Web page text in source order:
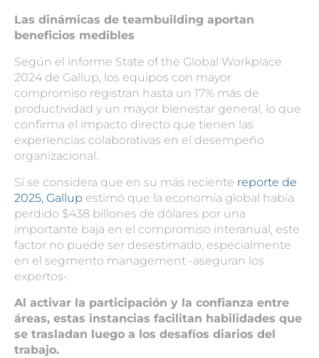
Las dinámicas de teambuilding aportan
beneficios medibles
Según el informe State of the Global Workplace
2024 de Gallup, los equipos con mayor
compromiso registran hasta un 17% más de
productividad y un mayor bienestar general, lo que
confirma el impacto directo que tienen las
experiencias colaborativas en el desempeño
organizacional.
Sí se considera que en su más reciente reporte de
2025, Gallup estimó que la economía global había
perdido $438 billones de dólares por una
importante baja en el compromiso interanual, este
factor no puede ser desestimado, especialmente
en el segmento management -aseguran los
expertos-.
Al activar la participación y la confianza entre
áreas, estas instancias facilitan habilidades que
se trasladan luego a los desafíos diarios del
trabajo.